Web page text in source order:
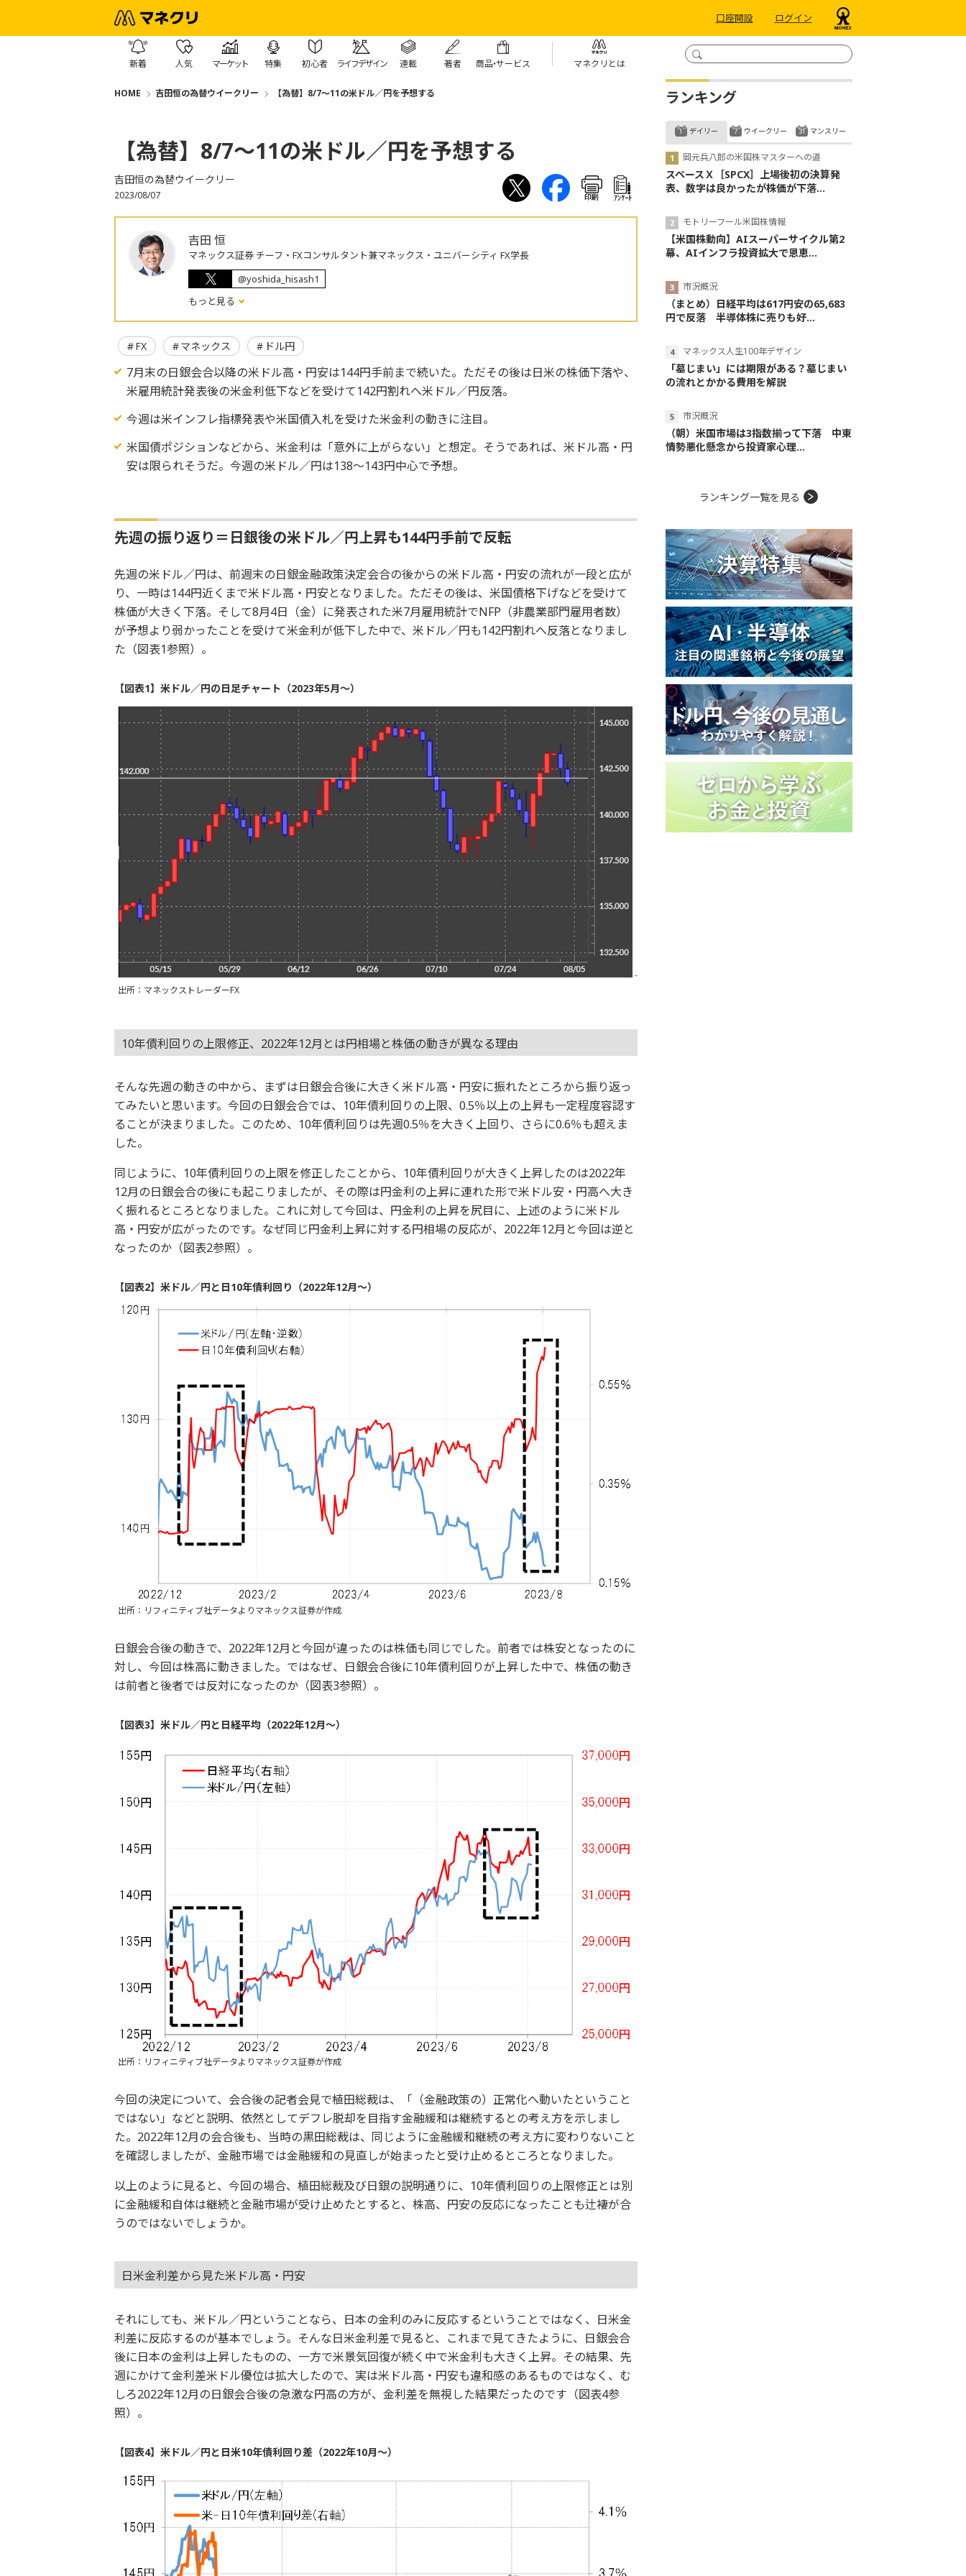
口座開設 ログイン
新着 人気 マーケット 特集 初心者 ライフデザイン 連載 著者 商品・サービス マネクリとは
HOME 吉田恒の為替ウイークリー 【為替】8/7～11の米ドル／円を予想する
【為替】8/7～11の米ドル／円を予想する
吉田恒の為替ウイークリー
2023/08/07 印刷 ｱﾝｹｰﾄ
吉田 恒
マネックス証券 チーフ・FXコンサルタント兼マネックス・ユニバーシティ FX学長
@yoshida_hisash1
もっと見る
FX マネックス ドル円
7月末の日銀会合以降の米ドル高・円安は144円手前まで続いた。ただその後は日米の株価下落や、
米雇用統計発表後の米金利低下などを受けて142円割れへ米ドル／円反落。
今週は米インフレ指標発表や米国債入札を受けた米金利の動きに注目。
米国債ポジションなどから、米金利は「意外に上がらない」と想定。そうであれば、米ドル高・円
安は限られそうだ。今週の米ドル／円は138～143円中心で予想。
先週の振り返り＝日銀後の米ドル／円上昇も144円手前で反転
先週の米ドル／円は、前週末の日銀金融政策決定会合の後からの米ドル高・円安の流れが一段と広が
り、一時は144円近くまで米ドル高・円安となりました。ただその後は、米国債格下げなどを受けて
株価が大きく下落。そして8月4日（金）に発表された米7月雇用統計でNFP（非農業部門雇用者数）
が予想より弱かったことを受けて米金利が低下した中で、米ドル／円も142円割れへ反落となりまし
た（図表1参照）。
【図表1】米ドル／円の日足チャート（2023年5月～）
出所：マネックストレーダーFX
10年債利回りの上限修正、2022年12月とは円相場と株価の動きが異なる理由
そんな先週の動きの中から、まずは日銀会合後に大きく米ドル高・円安に振れたところから振り返っ
てみたいと思います。今回の日銀会合では、10年債利回りの上限、0.5％以上の上昇も一定程度容認す
ることが決まりました。このため、10年債利回りは先週0.5％を大きく上回り、さらに0.6％も超えま
した。
同じように、10年債利回りの上限を修正したことから、10年債利回りが大きく上昇したのは2022年
12月の日銀会合の後にも起こりましたが、その際は円金利の上昇に連れた形で米ドル安・円高へ大き
く振れるところとなりました。これに対して今回は、円金利の上昇を尻目に、上述のように米ドル
高・円安が広がったのです。なぜ同じ円金利上昇に対する円相場の反応が、2022年12月と今回は逆と
なったのか（図表2参照）。
【図表2】米ドル／円と日10年債利回り（2022年12月～）
出所：リフィニティブ社データよりマネックス証券が作成
日銀会合後の動きで、2022年12月と今回が違ったのは株価も同じでした。前者では株安となったのに
対し、今回は株高に動きました。ではなぜ、日銀会合後に10年債利回りが上昇した中で、株価の動き
は前者と後者では反対になったのか（図表3参照）。
【図表3】米ドル／円と日経平均（2022年12月～）
出所：リフィニティブ社データよりマネックス証券が作成
今回の決定について、会合後の記者会見で植田総裁は、「（金融政策の）正常化へ動いたということ
ではない」などと説明、依然としてデフレ脱却を目指す金融緩和は継続するとの考え方を示しまし
た。2022年12月の会合後も、当時の黒田総裁は、同じように金融緩和継続の考え方に変わりないこと
を確認しましたが、金融市場では金融緩和の見直しが始まったと受け止めるところとなりました。
以上のように見ると、今回の場合、植田総裁及び日銀の説明通りに、10年債利回りの上限修正とは別
に金融緩和自体は継続と金融市場が受け止めたとすると、株高、円安の反応になったことも辻褄が合
うのではないでしょうか。
日米金利差から見た米ドル高・円安
それにしても、米ドル／円ということなら、日本の金利のみに反応するということではなく、日米金
利差に反応するのが基本でしょう。そんな日米金利差で見ると、これまで見てきたように、日銀会合
後に日本の金利は上昇したものの、一方で米景気回復が続く中で米金利も大きく上昇。その結果、先
週にかけて金利差米ドル優位は拡大したので、実は米ドル高・円安も違和感のあるものではなく、む
しろ2022年12月の日銀会合後の急激な円高の方が、金利差を無視した結果だったのです（図表4参
照）。
【図表4】米ドル／円と日米10年債利回り差（2022年10月～）
ランキング
デイリー
岡元兵八郎の米国株マスターへの道
スペースＸ［SPCX］上場後初の決算発
表、数字は良かったが株価が下落...
モトリーフール米国株情報
【米国株動向】AIスーパーサイクル第2
幕、AIインフラ投資拡大で恩恵...
市況概況
（まとめ）日経平均は617円安の65,683
円で反落 半導体株に売りも好...
マネックス人生100年デザイン
「墓じまい」には期限がある？墓じまい
の流れとかかる費用を解説
市況概況
（朝）米国市場は3指数揃って下落 中東
情勢悪化懸念から投資家心理...
ウイークリー マンスリー
ランキング一覧を見る